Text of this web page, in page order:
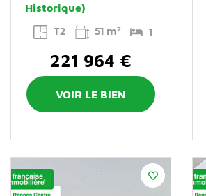
Historique)
T2
51 m² 1
221 964 €
VOIR LE BIEN